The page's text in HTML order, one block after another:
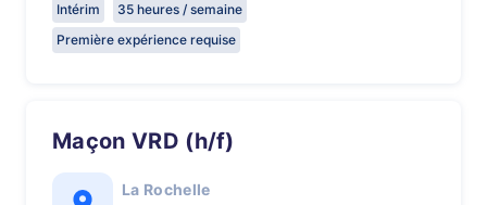
Intérim
35 heures / semaine
Première expérience requise
Maçon VRD (h/f)
La Rochelle